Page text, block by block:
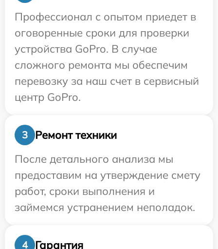
Профессионал с опытом приедет в
оговоренные сроки для проверки
устройства GoPro. В случае
сложного ремонта мы обеспечим
перевозку за наш счет в сервисный
центр GoPro.
3
Ремонт техники
После детального анализа мы
предоставим на утверждение смету
работ, сроки выполнения и
займемся устранением неполадок.
4 Гарантия